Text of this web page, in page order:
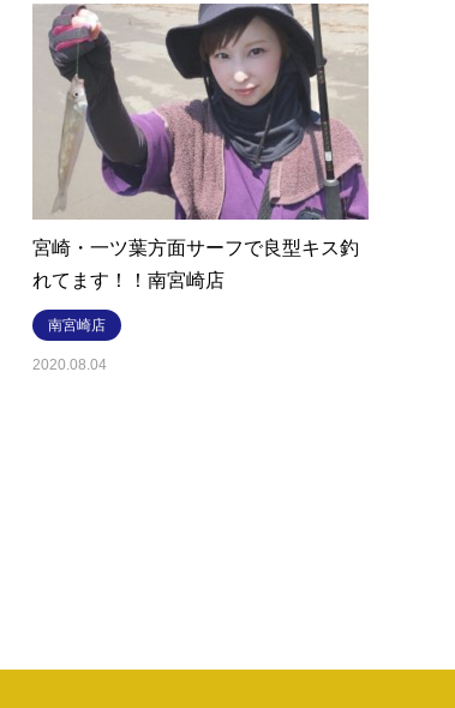
宮崎・一ツ葉方面サーフで良型キス釣
れてます！！南宮崎店
南宮崎店
2020.08.04